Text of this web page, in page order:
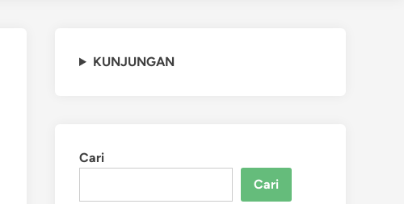
KUNJUNGAN
Cari
Cari